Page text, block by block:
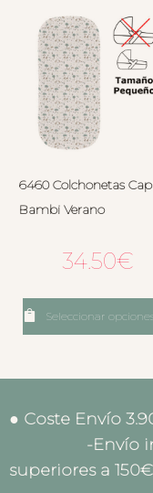
6460 Colchonetas
Bambi Verano
34.50€
Seleccionar
● Coste
-Envío
superiores a